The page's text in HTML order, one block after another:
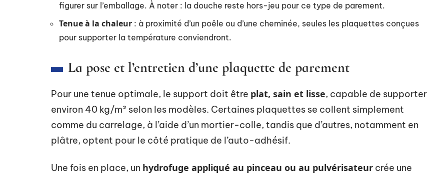
figurer sur l’emballage. À noter : la douche reste hors-jeu pour ce type de parement.
Tenue à la chaleur : à proximité d’un poêle ou d’une cheminée, seules les plaquettes conçues
pour supporter la température conviendront.
La pose et l’entretien d’une plaquette de parement
Pour une tenue optimale, le support doit être plat, sain et lisse, capable de supporter
environ 40 kg/m² selon les modèles. Certaines plaquettes se collent simplement
comme du carrelage, à l’aide d’un mortier-colle, tandis que d’autres, notamment en
plâtre, optent pour le côté pratique de l’auto-adhésif.
Une fois en place, un hydrofuge appliqué au pinceau ou au pulvérisateur crée une